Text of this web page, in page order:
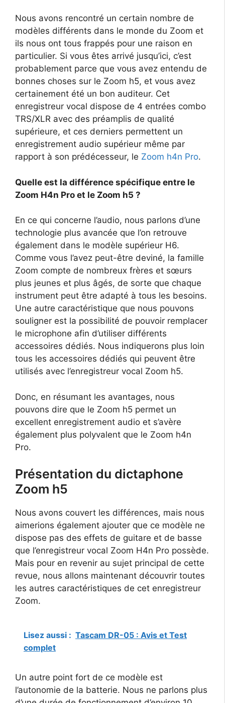
Nous avons rencontré un certain nombre de
modèles différents dans le monde du Zoom et
ils nous ont tous frappés pour une raison en
particulier. Si vous êtes arrivé jusqu’ici, c’est
probablement parce que vous avez entendu de
bonnes choses sur le Zoom h5, et vous avez
certainement été un bon auditeur. Cet
enregistreur vocal dispose de 4 entrées combo
TRS/XLR avec des préamplis de qualité
supérieure, et ces derniers permettent un
enregistrement audio supérieur même par
rapport à son prédécesseur, le Zoom h4n Pro.
Quelle est la différence spécifique entre le
Zoom H4n Pro et le Zoom h5 ?
En ce qui concerne l’audio, nous parlons d’une
technologie plus avancée que l’on retrouve
également dans le modèle supérieur H6.
Comme vous l’avez peut-être deviné, la famille
Zoom compte de nombreux frères et sœurs
plus jeunes et plus âgés, de sorte que chaque
instrument peut être adapté à tous les besoins.
Une autre caractéristique que nous pouvons
souligner est la possibilité de pouvoir remplacer
le microphone afin d’utiliser différents
accessoires dédiés. Nous indiquerons plus loin
tous les accessoires dédiés qui peuvent être
utilisés avec l’enregistreur vocal Zoom h5.
Donc, en résumant les avantages, nous
pouvons dire que le Zoom h5 permet un
excellent enregistrement audio et s’avère
également plus polyvalent que le Zoom h4n
Pro.
Présentation du dictaphone
Zoom h5
Nous avons couvert les différences, mais nous
aimerions également ajouter que ce modèle ne
dispose pas des effets de guitare et de basse
que l’enregistreur vocal Zoom H4n Pro possède.
Mais pour en revenir au sujet principal de cette
revue, nous allons maintenant découvrir toutes
les autres caractéristiques de cet enregistreur
Zoom.
Lisez aussi : Tascam DR-05 : Avis et Test
complet
Un autre point fort de ce modèle est
l’autonomie de la batterie. Nous ne parlons plus